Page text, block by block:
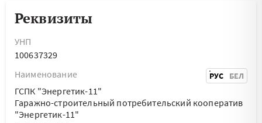
Реквизиты
УНП
100637329
Наименование
РУС БЕЛ
ГСПК "Энергетик-11"
Гаражно-строительный потребительский кооператив
"Энергетик-11"